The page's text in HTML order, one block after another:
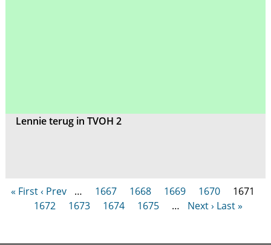
Lennie terug in TVOH 2
« First‹ Prev … 1667 1668 1669 1670
1671
1672
1673 1674 1675 … Next › Last »